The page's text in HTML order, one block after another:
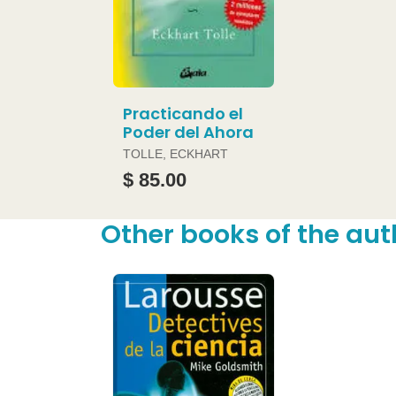
Practicando el
Poder del Ahora
TOLLE, ECKHART
$ 85.00
Other books of the